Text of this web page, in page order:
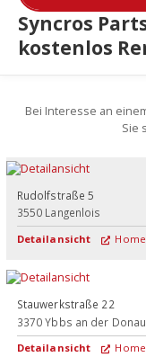
Syncros
kostenlos
Bei Interesse an
Sie
Rudolfstraße 5
3550 Langenlois
Detailansicht
Stauwerkstraße 22
3370 Ybbs an der Donau
Detailansicht